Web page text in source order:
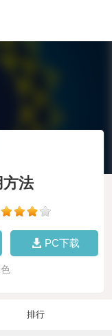
方法
PC下载
排行